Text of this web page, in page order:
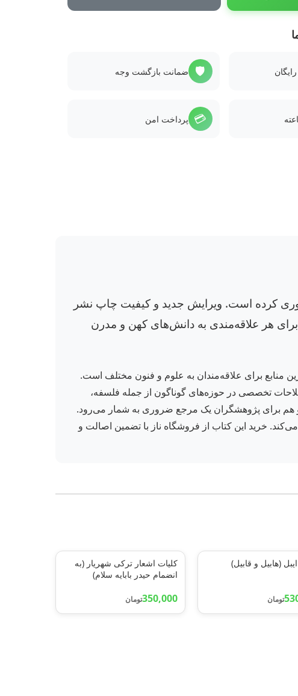
🛡️ ضمانت بازگشت وجه
💳 پرداخت امن
کرده است. ویرایش جدید و کیفیت چاپ نشر
هر علاقه‌مندی به دانش‌های کهن و مدرن
منابع برای علاقه‌مندان به علوم و فنون مختلف است.
تعاریف دقیق و اصطلاحات تخصصی در حوزه‌های گوناگون از جمله فلسفه،
هم برای دانشجویان و هم برای پژوهشگران یک مرجع ضروری به شمار می‌رود.
خرید این کتاب از فروشگاه ناز با تضمین اصالت و
(هابیل و قابیل)
تومان
کلیات اشعار ترکی شهریار (به
انضمام حیدر بابایه سلام)
350,000تومان